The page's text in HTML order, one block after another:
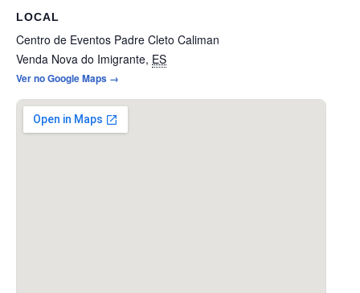
LOCAL
Centro de Eventos Padre Cleto Caliman
Venda Nova do Imigrante, ES
Ver no Google Maps →